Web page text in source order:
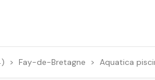
> Fay-de-Bretagne > Aquatica